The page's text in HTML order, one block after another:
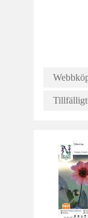
Tillfälligt